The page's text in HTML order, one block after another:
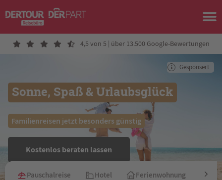
4,5 von 5 | über 13.500 Google-Bewertungen
Sonne, Spaß & Urlaubsglück
Familienreisen jetzt besonders günstig
Kostenlos beraten lassen
Gesponsert
Pauschalreise Hotel Ferienwohnung